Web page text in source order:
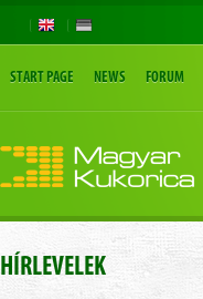
START PAGE NEWS FORUM
HÍRLEVELEK